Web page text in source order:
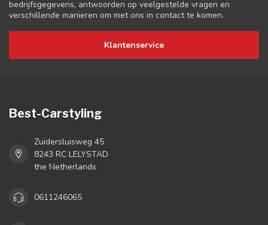
bedrijfsgegevens, antwoorden op veelgestelde vragen en
verschillende manieren om met ons in contact te komen.
Klantenservice
Best-Carstyling
Zuidersluisweg 45
8243 RC LELYSTAD
the Netherlands
0611246065